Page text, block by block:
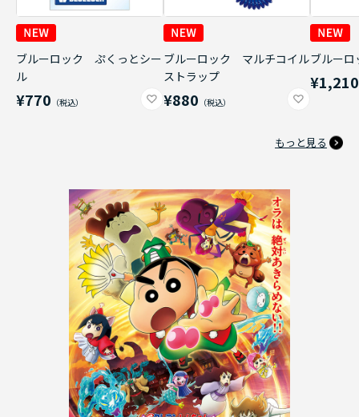
ブルーロック ぷくっとシー
ル
¥770
ブルーロック マルチコイル
ストラップ
¥880
ブルー
¥1,210
もっと見る